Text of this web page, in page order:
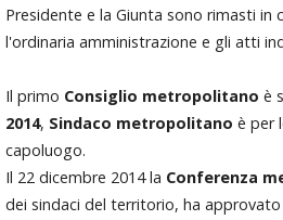
Presidente e la Giunta sono rimasti in
l'ordinaria amministrazione e gli atti
Il primo Consiglio metropolitano è
2014, Sindaco metropolitano è per
capoluogo.
Il 22 dicembre 2014 la Conferenza
dei sindaci del territorio, ha